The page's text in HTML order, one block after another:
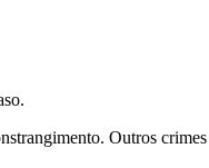
Outros